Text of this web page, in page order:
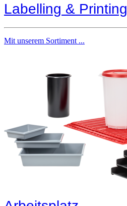
Labelling & Printing
Mit unserem Sortiment ...